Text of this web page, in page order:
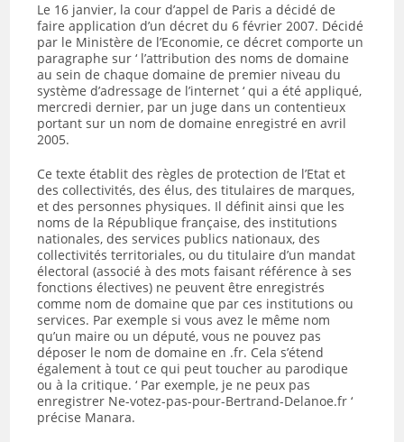
Le 16 janvier, la cour d’appel de Paris a décidé de
faire application d’un décret du 6 février 2007. Décidé
par le Ministère de l’Economie, ce décret comporte un
paragraphe sur ‘ l’attribution des noms de domaine
au sein de chaque domaine de premier niveau du
système d’adressage de l’internet ‘ qui a été appliqué,
mercredi dernier, par un juge dans un contentieux
portant sur un nom de domaine enregistré en avril
2005.
Ce texte établit des règles de protection de l’Etat et
des collectivités, des élus, des titulaires de marques,
et des personnes physiques. Il définit ainsi que les
noms de la République française, des institutions
nationales, des services publics nationaux, des
collectivités territoriales, ou du titulaire d’un mandat
électoral (associé à des mots faisant référence à ses
fonctions électives) ne peuvent être enregistrés
comme nom de domaine que par ces institutions ou
services. Par exemple si vous avez le même nom
qu’un maire ou un député, vous ne pouvez pas
déposer le nom de domaine en .fr. Cela s’étend
également à tout ce qui peut toucher au parodique
ou à la critique. ‘ Par exemple, je ne peux pas
enregistrer Ne-votez-pas-pour-Bertrand-Delanoe.fr ‘
précise Manara.